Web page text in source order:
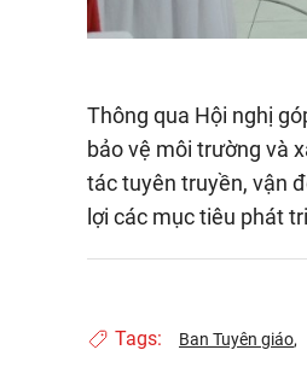
Thông qua Hội nghị
bảo vệ môi trường và
tác tuyên truyền, vận
lợi các mục tiêu phát
Tags: Ban Tuyên giáo